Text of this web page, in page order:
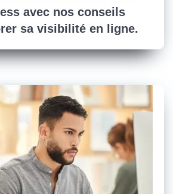
avec nos conseils
sa visibilité en ligne.